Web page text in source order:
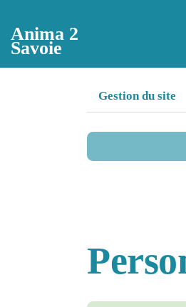
Anima 2
Savoie
Gestion du site